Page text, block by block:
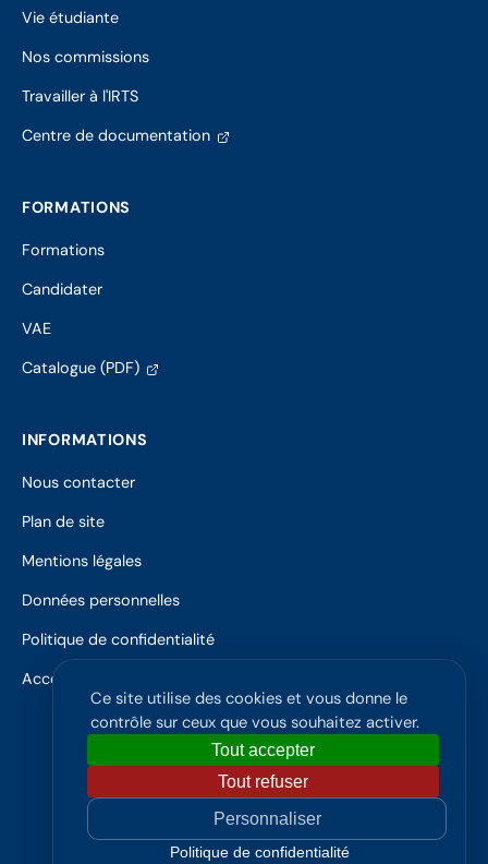
Vie étudiante
Nos commissions
Travailler à l'IRTS
Centre de documentation(s'ouvre
FORMATIONS
Formations
Candidater
VAE
Catalogue (PDF)(s'ouvre
nouvel
INFORMATIONS
Nous contacter
Plan de site
Mentions légales
Données personnelles
Politique de confidentialité
Accessibilité
Institut Régional du Travail Social
© 2026 IRTS Poitou-Charentes - ARFISS
Ce site utilise des cookies et vous donne le
contrôle sur ceux que vous souhaitez activer.
Tout accepter
Tout refuser
Personnaliser
Politique de confidentialité